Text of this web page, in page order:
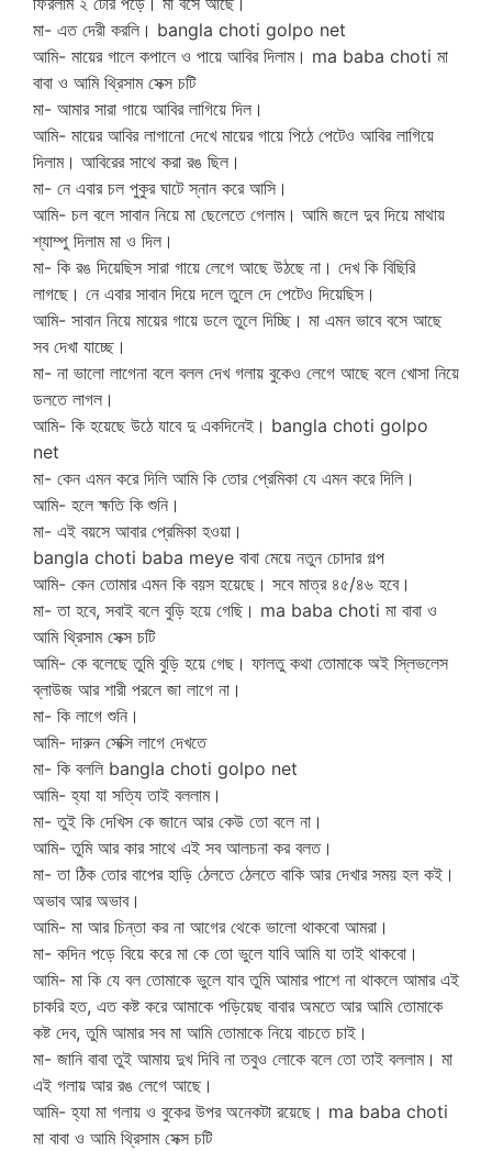
মা- এত দেরী করলি। bangla choti golpo net
আমি- মায়ের গালে কপালে ও পায়ে আবির দিলাম। ma baba choti মা
বাবা ও আমি থ্রিসাম সেক্স চটি
মা- আমার সারা গায়ে আবির লাগিয়ে দিল।
আমি- মায়ের আবির লাগানো দেখে মায়ের গায়ে পিঠে পেটেও আবির লাগিয়ে
দিলাম। আবিরের সাথে করা রঙ ছিল।
মা- নে এবার চল পুকুর ঘাটে স্নান করে আসি।
আমি- চল বলে সাবান নিয়ে মা ছেলেতে গেলাম। আমি জলে দুব দিয়ে মাথায়
শ্যাম্পু দিলাম মা ও দিল।
মা- কি রঙ দিয়েছিস সারা গায়ে লেগে আছে উঠছে না। দেখ কি বিছিরি
লাগছে। নে এবার সাবান দিয়ে দলে তুলে দে পেটেও দিয়েছিস।
আমি- সাবান নিয়ে মায়ের গায়ে ডলে তুলে দিচ্ছি। মা এমন ভাবে বসে আছে
সব দেখা যাচ্ছে।
মা- না ভালো লাগেনা বলে বলল দেখ গলায় বুকেও লেগে আছে বলে খোসা নিয়ে
ডলতে লাগল।
আমি- কি হয়েছে উঠে যাবে দু একদিনেই। bangla choti golpo
net
মা- কেন এমন করে দিলি আমি কি তোর প্রেমিকা যে এমন করে দিলি।
আমি- হলে ক্ষতি কি শুনি।
মা- এই বয়সে আবার প্রেমিকা হওয়া।
bangla choti baba meye বাবা মেয়ে নতুন চোদার গল্প
আমি- কেন তোমার এমন কি বয়স হয়েছে। সবে মাত্র ৪৫/৪৬ হবে।
মা- তা হবে, সবাই বলে বুড়ি হয়ে গেছি। ma baba choti মা বাবা ও
আমি থ্রিসাম সেক্স চটি
আমি- কে বলেছে তুমি বুড়ি হয়ে গেছ। ফালতু কথা তোমাকে অই স্লিভলেস
ব্লাউজ আর শারী পরলে জা লাগে না।
মা- কি লাগে শুনি।
আমি- দারুন সেক্সি লাগে দেখতে
মা- কি বললি bangla choti golpo net
আমি- হ্যা যা সত্যি তাই বললাম।
মা- তুই কি দেখিস কে জানে আর কেউ তো বলে না।
আমি- তুমি আর কার সাথে এই সব আলচনা কর বলত।
মা- তা ঠিক তোর বাপের হাড়ি ঠেলতে ঠেলতে বাকি আর দেখার সময় হল কই।
অভাব আর অভাব।
আমি- মা আর চিন্তা কর না আগের থেকে ভালো থাকবো আমরা।
মা- কদিন পড়ে বিয়ে করে মা কে তো ভুলে যাবি আমি যা তাই থাকবো।
আমি- মা কি যে বল তোমাকে ভুলে যাব তুমি আমার পাশে না থাকলে আমার এই
চাকরি হত, এত কষ্ট করে আমাকে পড়িয়েছ বাবার অমতে আর আমি তোমাকে
কষ্ট দেব, তুমি আমার সব মা আমি তোমাকে নিয়ে বাচতে চাই।
মা- জানি বাবা তুই আমায় দুখ দিবি না তবুও লোকে বলে তো তাই বললাম। মা
এই গলায় আর রঙ লেগে আছে।
আমি- হ্যা মা গলায় ও বুকের উপর অনেকটা রয়েছে। ma baba choti
মা বাবা ও আমি থ্রিসাম সেক্স চটি